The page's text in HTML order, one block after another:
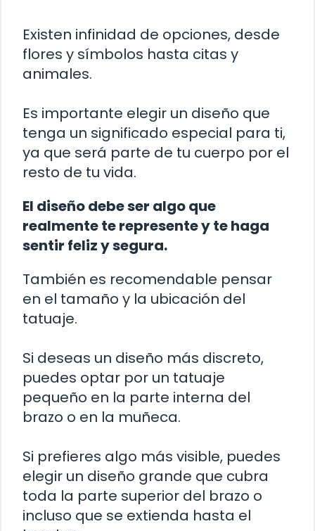
Existen infinidad de opciones, desde
flores y símbolos hasta citas y
animales.
Es importante elegir un diseño que
tenga un significado especial para ti,
ya que será parte de tu cuerpo por el
resto de tu vida.
El diseño debe ser algo que
realmente te represente y te haga
sentir feliz y segura.
También es recomendable pensar
en el tamaño y la ubicación del
tatuaje.
Si deseas un diseño más discreto,
puedes optar por un tatuaje
pequeño en la parte interna del
brazo o en la muñeca.
Si prefieres algo más visible, puedes
elegir un diseño grande que cubra
toda la parte superior del brazo o
incluso que se extienda hasta el